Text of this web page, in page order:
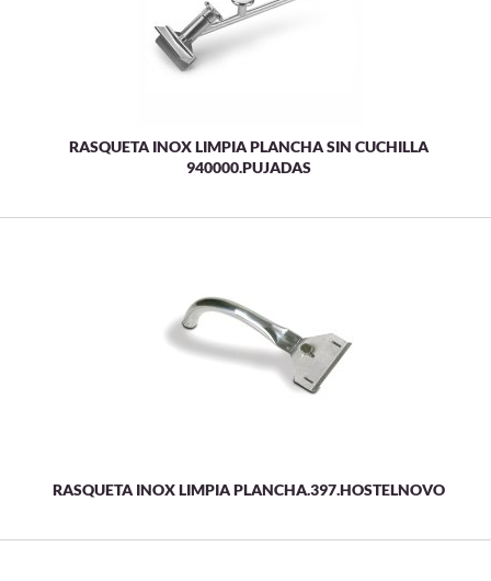
RASQUETA INOX LIMPIA PLANCHA SIN CUCHILLA
940000.PUJADAS
RASQUETA INOX LIMPIA PLANCHA.397.HOSTELNOVO